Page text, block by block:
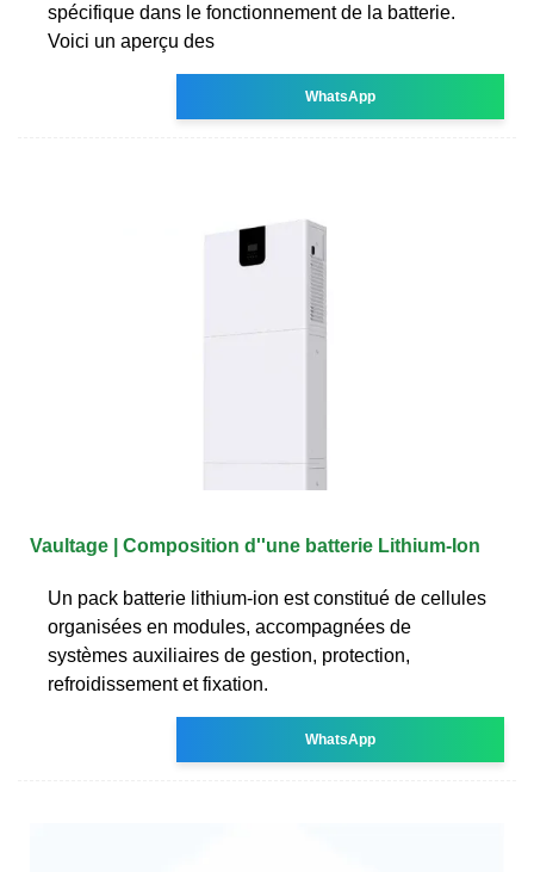
spécifique dans le fonctionnement de la batterie.
Voici un aperçu des
WhatsApp
Vaultage | Composition d''une batterie Lithium-Ion
Un pack batterie lithium-ion est constitué de cellules
organisées en modules, accompagnées de
systèmes auxiliaires de gestion, protection,
refroidissement et fixation.
WhatsApp